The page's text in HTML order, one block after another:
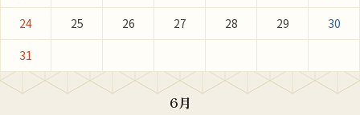
24
25 26 27 28 29
30
31
6月